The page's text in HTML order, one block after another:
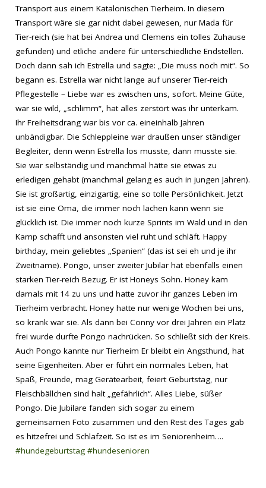
Transport aus einem Katalonischen Tierheim. In diesem
Transport wäre sie gar nicht dabei gewesen, nur Mada für
Tier-reich (sie hat bei Andrea und Clemens ein tolles Zuhause
gefunden) und etliche andere für unterschiedliche Endstellen.
Doch dann sah ich Estrella und sagte: „Die muss noch mit“. So
begann es. Estrella war nicht lange auf unserer Tier-reich
Pflegestelle – Liebe war es zwischen uns, sofort. Meine Güte,
war sie wild, „schlimm“, hat alles zerstört was ihr unterkam.
Ihr Freiheitsdrang war bis vor ca. eineinhalb Jahren
unbändigbar. Die Schleppleine war draußen unser ständiger
Begleiter, denn wenn Estrella los musste, dann musste sie.
Sie war selbständig und manchmal hätte sie etwas zu
erledigen gehabt (manchmal gelang es auch in jungen Jahren).
Sie ist großartig, einzigartig, eine so tolle Persönlichkeit. Jetzt
ist sie eine Oma, die immer noch lachen kann wenn sie
glücklich ist. Die immer noch kurze Sprints im Wald und in den
Kamp schafft und ansonsten viel ruht und schläft. Happy
birthday, mein geliebtes „Spanien“ (das ist sei eh und je ihr
Zweitname). Pongo, unser zweiter Jubilar hat ebenfalls einen
starken Tier-reich Bezug. Er ist Honeys Sohn. Honey kam
damals mit 14 zu uns und hatte zuvor ihr ganzes Leben im
Tierheim verbracht. Honey hatte nur wenige Wochen bei uns,
so krank war sie. Als dann bei Conny vor drei Jahren ein Platz
frei wurde durfte Pongo nachrücken. So schließt sich der Kreis.
Auch Pongo kannte nur Tierheim Er bleibt ein Angsthund, hat
seine Eigenheiten. Aber er führt ein normales Leben, hat
Spaß, Freunde, mag Gerätearbeit, feiert Geburtstag, nur
Fleischbällchen sind halt „gefährlich“. Alles Liebe, süßer
Pongo. Die Jubilare fanden sich sogar zu einem
gemeinsamen Foto zusammen und den Rest des Tages gab
es hitzefrei und Schlafzeit. So ist es im Seniorenheim….
#hundegeburtstag #hundesenioren